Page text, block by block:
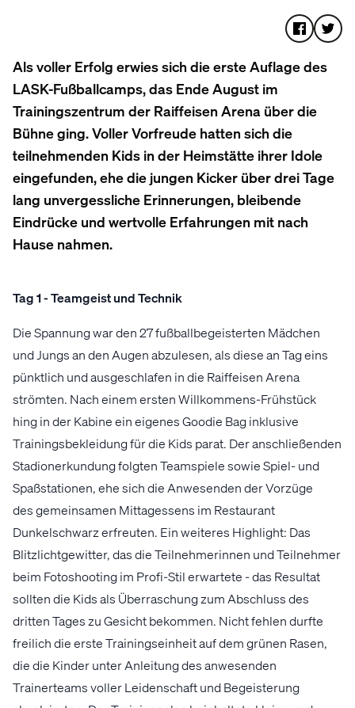
Als voller Erfolg erwies sich die erste Auflage des
LASK-Fußballcamps, das Ende August im
Trainingszentrum der Raiffeisen Arena über die
Bühne ging. Voller Vorfreude hatten sich die
teilnehmenden Kids in der Heimstätte ihrer Idole
eingefunden, ehe die jungen Kicker über drei Tage
lang unvergessliche Erinnerungen, bleibende
Eindrücke und wertvolle Erfahrungen mit nach
Hause nahmen.
Tag 1 - Teamgeist und Technik
Die Spannung war den 27 fußballbegeisterten Mädchen
und Jungs an den Augen abzulesen, als diese an Tag eins
pünktlich und ausgeschlafen in die Raiffeisen Arena
strömten. Nach einem ersten Willkommens-Frühstück
hing in der Kabine ein eigenes Goodie Bag inklusive
Trainingsbekleidung für die Kids parat. Der anschließenden
Stadionerkundung folgten Teamspiele sowie Spiel- und
Spaßstationen, ehe sich die Anwesenden der Vorzüge
des gemeinsamen Mittagessens im Restaurant
Dunkelschwarz erfreuten. Ein weiteres Highlight: Das
Blitzlichtgewitter, das die Teilnehmerinnen und Teilnehmer
beim Fotoshooting im Profi-Stil erwartete - das Resultat
sollten die Kids als Überraschung zum Abschluss des
dritten Tages zu Gesicht bekommen. Nicht fehlen durfte
freilich die erste Trainingseinheit auf dem grünen Rasen,
die die Kinder unter Anleitung des anwesenden
Trainerteams voller Leidenschaft und Begeisterung